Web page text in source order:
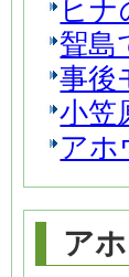
ヒナ
聟島
事後
小笠
アホ
ア